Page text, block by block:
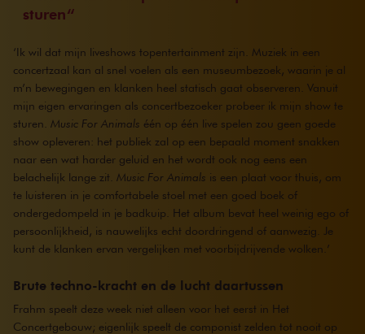
sturen
‘Ik wil dat mijn liveshows topentertainment zijn. Muziek in een
concertzaal kan al snel voelen als een museumbezoek, waarin je al
m’n bewegingen en klanken heel statisch gaat observeren. Vanuit
mijn eigen ervaringen als concertbezoeker probeer ik mijn show te
sturen. Music For Animals één op één live spelen zou geen goede
show opleveren: het publiek zal op een bepaald moment snakken
naar een wat harder geluid en het wordt ook nog eens een
belachelijk lange zit. Music For Animals is een plaat voor thuis, om
te luisteren in je comfortabele stoel met een goed boek of
ondergedompeld in je badkuip. Het album bevat heel weinig ego of
persoonlijkheid, is nauwelijks echt doordringend of aanwezig. Je
kunt de klanken ervan vergelijken met voorbijdrijvende wolken.’
Brute techno-kracht en de lucht daartussen
Frahm speelt deze week niet alleen voor het eerst in Het
Concertgebouw; eigenlijk speelt de componist zelden tot nooit op